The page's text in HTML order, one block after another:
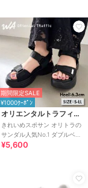
期間限定SALE
¥1000ｸｰﾎﾟﾝ
オリエンタルトラフィック
きれいめスポサン オリトラの
サンダル人気No.1 ダブルベル
ト スポーツサンダル /42207
¥5,600